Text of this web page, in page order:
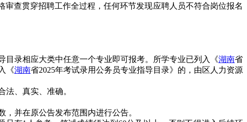
查贯穿招聘工作全过程，任何环节发现应聘人员不符合岗位报名
录相应大类中任意一个专业即可报考。所学专业已列入《湖南省
《湖南省2025年考试录用公务员专业指导目录》的，由区人力资源
、真实、准确。
并在原公告发布范围内进行公告。